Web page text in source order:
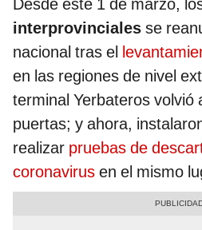
Desde este 1 de marzo,
interprovinciales se
nacional tras el
en las regiones de nivel
terminal Yerbateros volvió
puertas; y ahora,
realizar pruebas de
coronavirus en el mismo